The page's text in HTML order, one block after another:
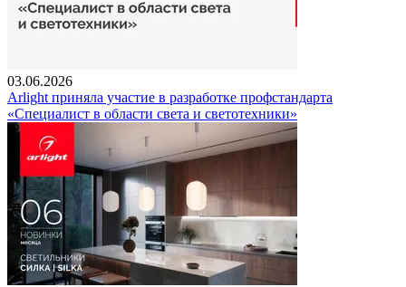
03.06.2026
Arlight приняла участие в разработке профстандарта
«Специалист в области света и светотехники»